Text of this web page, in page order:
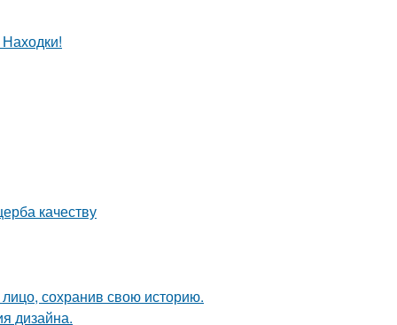
качеству
сохранив свою историю.
дизайна.